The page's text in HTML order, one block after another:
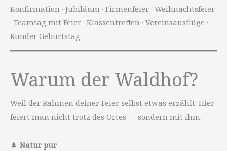
Konfirmation · Jubiläum · Firmenfeier · Weihnachtsfeier
· Teamtag mit Feier · Klassentreffen · Vereinsausflüge ·
Runder Geburtstag
Warum der Waldhof?
Weil der Rahmen deiner Feier selbst etwas erzählt. Hier
feiert man nicht trotz des Ortes — sondern mit ihm.
🌲 Natur pur